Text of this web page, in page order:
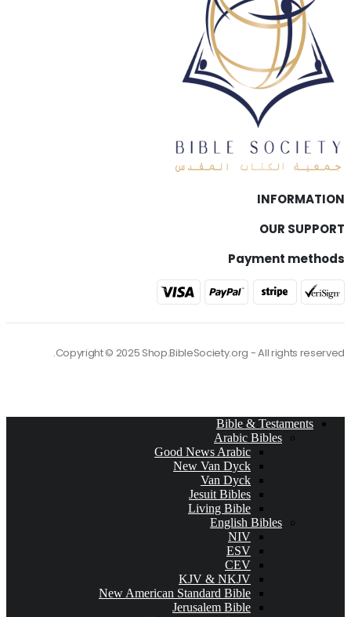
INFORMATION
OUR SUPPORT
Payment methods
Copyright © 2025 Shop.BibleSociety.org - All rights reserved.
Bible & Testaments
Arabic Bibles
Good News Arabic
New Van Dyck
Van Dyck
Jesuit Bibles
Living Bible
English Bibles
NIV
ESV
CEV
KJV & NKJV
New American Standard Bible
Jerusalem Bible